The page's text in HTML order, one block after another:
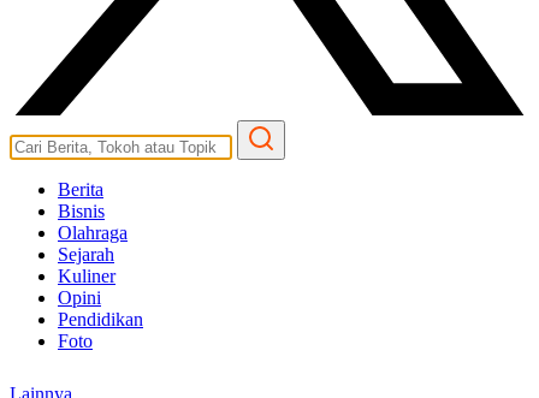
Berita
Bisnis
Olahraga
Sejarah
Kuliner
Opini
Pendidikan
Foto
Lainnya